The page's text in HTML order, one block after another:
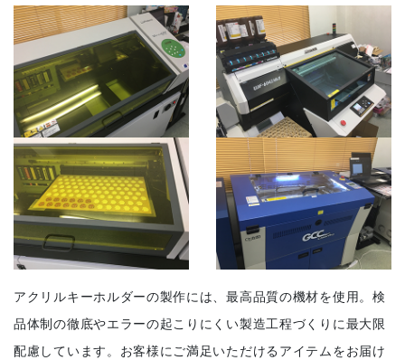
アクリルキーホルダーの製作には、最高品質の機材を使用。検
品体制の徹底やエラーの起こりにくい製造工程づくりに最大限
配慮しています。お客様にご満足いただけるアイテムをお届け